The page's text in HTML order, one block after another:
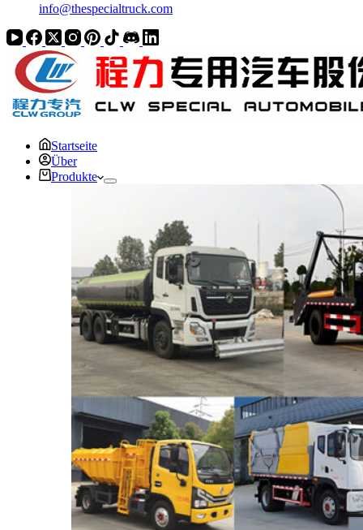
info@thespecialtruck.com
Startseite
Über
Produkte